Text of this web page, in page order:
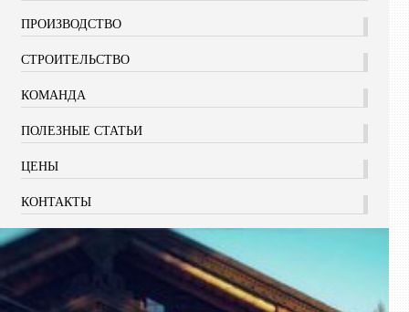
ПРОИЗВОДСТВО
СТРОИТЕЛЬСТВО
КОМАНДА
ПОЛЕЗНЫЕ СТАТЬИ
ЦЕНЫ
КОНТАКТЫ